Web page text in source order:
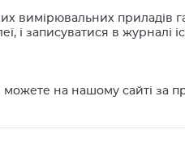
вимірювальних приладів
і записуватися в журналі
на нашому сайті за